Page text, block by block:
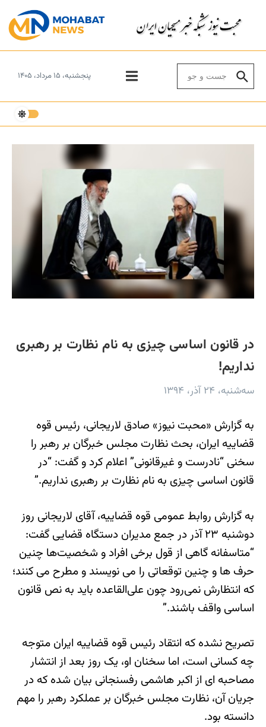
پنجشنبه، ۱۵ مرداد، ۱۴۰۵
در قانون اساسی چیزی به نام نظارت بر رهبری
نداریم!
سه‌شنبه، ۲۴ آذر، ۱۳۹۴
به گزارش «محبت نیوز» صادق لاریجانی، رئیس قوه
قضاییه ایران، بحث نظارت مجلس خبرگان بر رهبر را
سخنی “نادرست و غیرقانونی” اعلام کرد و گفت: “در
قانون اساسی چیزی به نام نظارت بر رهبری نداریم.”
به گزارش روابط عمومی قوه قضاییه، آقای لاریجانی روز
دوشنبه ۲۳ آذر در جمع مدیران دستگاه قضایی گفت:
“متاسفانه گاهی از قول برخی افراد و شخصیت‌ها چنین
حرف ها و چنین توقعاتی را می نویسند و مطرح می کنند؛
که انتظارش نمی‌رود چون علی‌القاعده باید به نص قانون
اساسی واقف باشند.”
تصریح نشده که انتقاد رئیس قوه قضاییه ایران متوجه
چه کسانی است، اما سخنان او، یک روز بعد از انتشار
مصاحبه ای از اکبر هاشمی رفسنجانی بیان شده که در
جریان آن، نظارت مجلس خبرگان بر عملکرد رهبر را مهم
دانسته بود.